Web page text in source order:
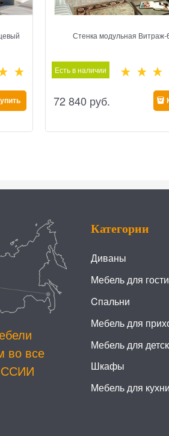
Стенка модульная
Есть в наличии
72 840 руб.
во все
Категории
Диваны
Мебель для
Cпальни
Мебель для
Мебель для
Шкафы
Мебель для